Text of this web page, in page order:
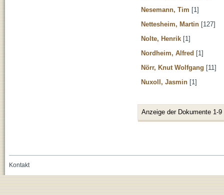
Nesemann, Tim [1]
Nettesheim, Martin [127]
Nolte, Henrik [1]
Nordheim, Alfred [1]
Nörr, Knut Wolfgang [11]
Nuxoll, Jasmin [1]
Anzeige der Dokumente 1-9
Kontakt